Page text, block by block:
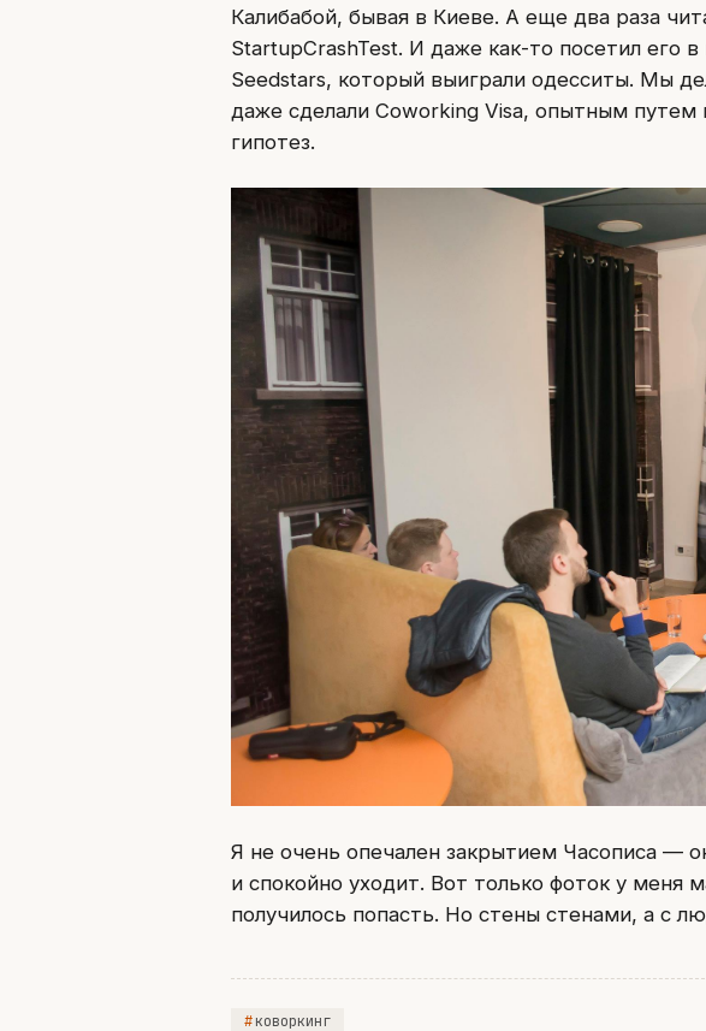
Калибабой, бывая в Киеве. А еще два раза
StartupCrashTest. И даже как-то посетил его
Seedstars, который выиграли одесситы. Мы
даже сделали Coworking Visa, опытным путем
гипотез.
Я не очень опечален закрытием Часописа —
и спокойно уходит. Вот только фоток у меня
получилось попасть. Но стены стенами, а с
коворкинг